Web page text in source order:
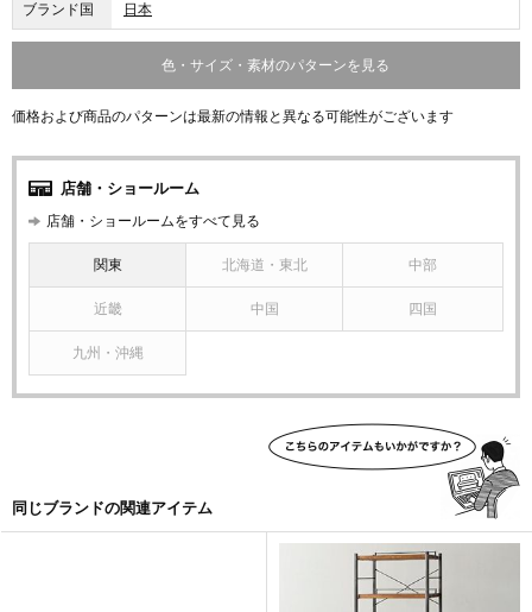
ブランド国 日本
色・サイズ・素材のパターンを見る
価格および商品のパターンは最新の情報と異なる可能性がございます
店舗・ショールーム
店舗・ショールームをすべて見る
関東 北海道・東北 中部
近畿 中国 四国
九州・沖縄
同じブランドの関連アイテム